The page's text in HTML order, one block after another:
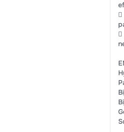
